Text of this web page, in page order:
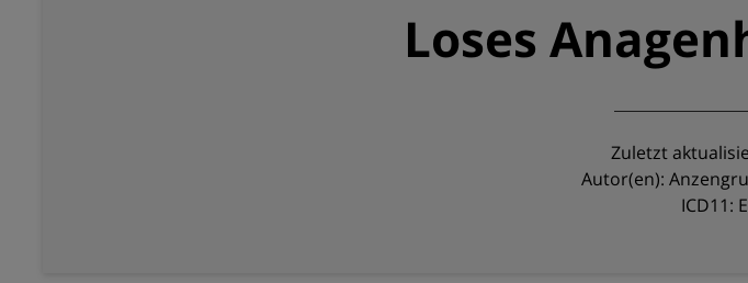
Loses
Zuletzt
Autor(en):
ICD11: